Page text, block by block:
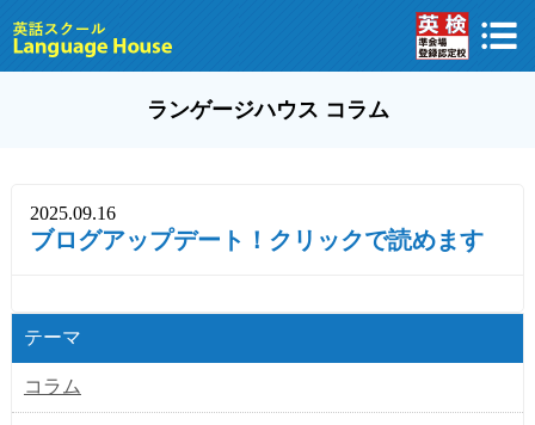
ランゲージハウス コラム
2025.09.16
ブログアップデート！クリックで読めます
テーマ
コラム